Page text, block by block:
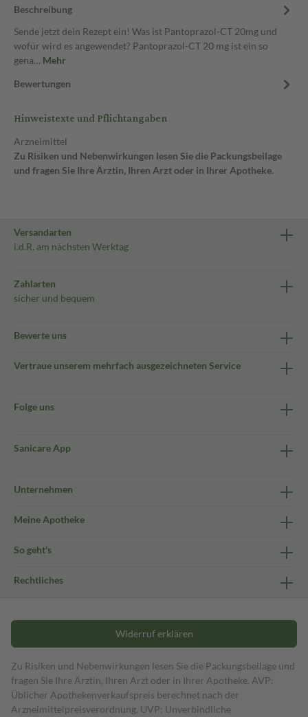
Beschreibung
Sende jetzt dein Rezept ein! Was ist Pantoprazol-CT 20mg und
wofür wird es angewendet? Pantoprazol-CT 20 mg ist ein so
gena… Mehr
Bewertungen
Hinweistexte und Pflichtangaben
Arzneimittel
Zu Risiken und Nebenwirkungen lesen Sie die Packungsbeilage
und fragen Sie Ihre Ärztin, Ihren Arzt oder in Ihrer Apotheke.
Versandarten
i.d.R. am nächsten Werktag
Zahlarten
sicher und bequem
Bewerte uns
Vertraue unserem mehrfach ausgezeichneten Service
Folge uns
Sanicare App
Unternehmen
Meine Apotheke
So geht's
Rechtliches
Widerruf erklären
Zu Risiken und Nebenwirkungen lesen Sie die Packungsbeilage und
fragen Sie Ihre Ärztin, Ihren Arzt oder in Ihrer Apotheke. AVP:
Üblicher Apothekenverkaufspreis berechnet nach der
Arzneimittelpreisverordnung. UVP: Unverbindliche